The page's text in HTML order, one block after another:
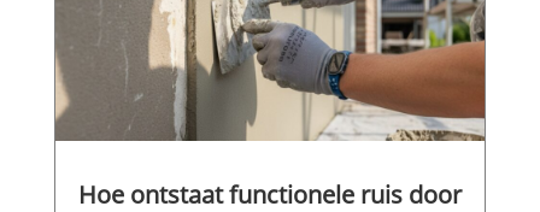
Hoe ontstaat functionele ruis door